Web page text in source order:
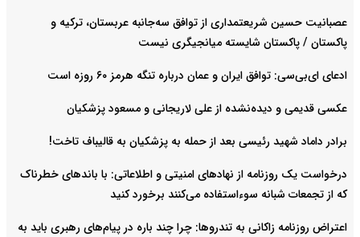
عصبانیت حسین شریعتمداری از توافق سه‌جانبه عربستان، ترکیه و
پاکستان / پاکستان شایسته میانجیگری نیست
ادعای ای‌بی‌سی: توافق ایران و عمان درباره تنگه هرمز ۶۰ روزه است
عکسی قدیمی و دیده‌نشده از علی لاریجانی و مسعود پزشکیان
برادر داماد شهید رئیسی بعد از حمله به پزشکیان به قالیباف تاخت!
درخواست یک روزنامه از نهادهای امنیتی و اطلاعاتی: با باند‌های خطرناک
که از تجمعات شبانه سوءاستفاده می‌کنند برخورد کنید
اعتراض روزنامه زاکانی به تندروها‌: چرا چند باره در پیام‌های رهبری باید به